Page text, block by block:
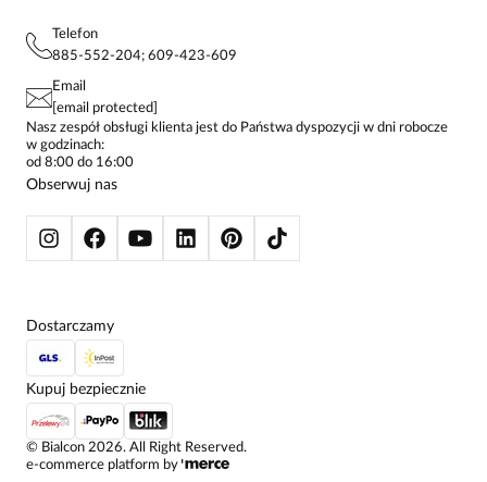
KONTAKTY
POLITYKA PRYWATNOŚCI
STREFA STAŁEGO KLIENTA
KOSZULE DAMSKIE
SPODNIE DAMSKIE
ŻAKIETY I MARYNARKI
SWETRY
BLUZY
Telefon
885-552-204; 609-423-609
Email
[email protected]
Nasz zespół obsługi klienta jest do Państwa dyspozycji w dni robocze
w godzinach:
od 8:00 do 16:00
Obserwuj nas
© Bialcon 2026. All Right Reserved.
e-commerce platform by
Dostarczamy
Kupuj bezpiecznie